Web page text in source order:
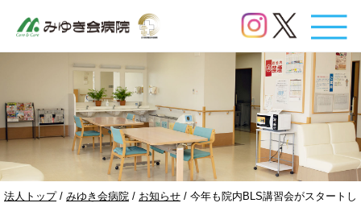
現
法人トップ/ みゆき会病院 / お知らせ / 今年も院内BLS講習会がスタートし